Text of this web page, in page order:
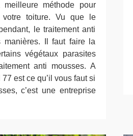
meilleure méthode pour
toiture. Vu que le
le traitement anti
manières. Il faut faire la
végétaux parasites
anti mousses. A
est ce qu’il vous faut si
c’est une entreprise